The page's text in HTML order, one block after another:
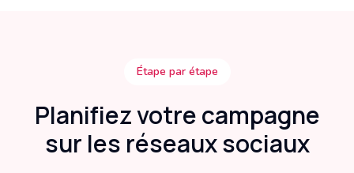
Étape par étape
Planifiez votre campagne
sur les réseaux sociaux